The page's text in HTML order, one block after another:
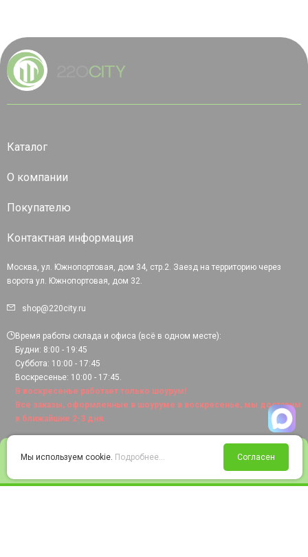
Войти Избранное Корзина
Каталог
О компании
Покупателю
Контактная информация
Москва, ул. Южнопортовая, дом 34, стр.2. Заезд на территорию через
ворота ул. Южнопортовая, дом 32.
shop@220city.ru
Время работы склада и офиса (всё в одном месте):
Будни: 8:00 - 19:45
Суббота: 10:00 - 17:45
Воскресенье: 10:00 - 17:45.
В воскресенье работает только шоурум!
Все заказы, оформленные в шоуруме в воскресенье, мы доставим
в ближайшие 2-3 дня.
Мы используем cookie. Подробнее... Согласен